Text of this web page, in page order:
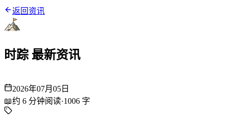
返回资讯
时踪 最新资讯
2026年07月05日
📖约 6 分钟阅读·1006 字